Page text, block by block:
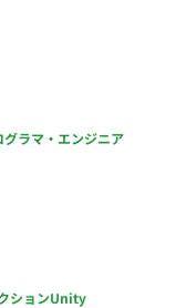
グラマ・エンジニア
ションUnity